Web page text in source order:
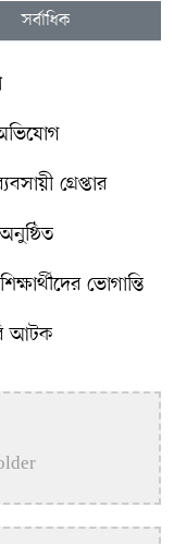
সর্বাধিক
গ্রেপ্তার
ভোগান্তি
আটক
আমাদের অন্যতম